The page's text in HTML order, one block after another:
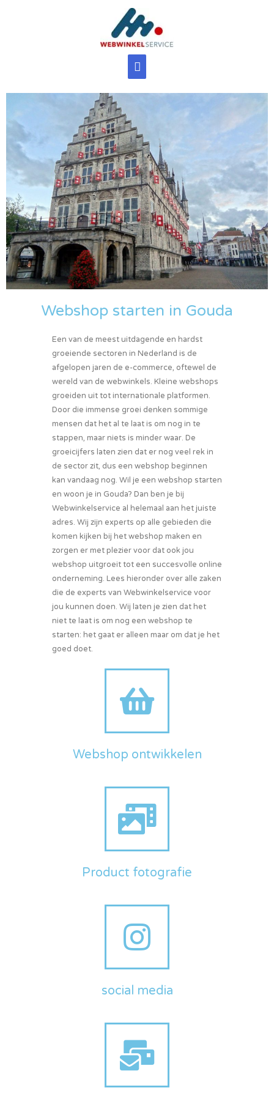
Webshop starten in Gouda
Een van de meest uitdagende en hardst
groeiende sectoren in Nederland is de
afgelopen jaren de e-commerce, oftewel de
wereld van de webwinkels. Kleine webshops
groeiden uit tot internationale platformen.
Door die immense groei denken sommige
mensen dat het al te laat is om nog in te
stappen, maar niets is minder waar. De
groeicijfers laten zien dat er nog veel rek in
de sector zit, dus een webshop beginnen
kan vandaag nog. Wil je een webshop starten
en woon je in Gouda? Dan ben je bij
Webwinkelservice al helemaal aan het juiste
adres. Wij zijn experts op alle gebieden die
komen kijken bij het webshop maken en
zorgen er met plezier voor dat ook jou
webshop uitgroeit tot een succesvolle online
onderneming. Lees hieronder over alle zaken
die de experts van Webwinkelservice voor
jou kunnen doen. Wij laten je zien dat het
niet te laat is om nog een webshop te
starten: het gaat er alleen maar om dat je het
goed doet.
Webshop ontwikkelen
Product fotografie
social media